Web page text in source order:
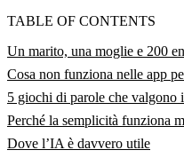
TABLE OF CONTENTS
Un marito, una moglie e 200
Cosa non funziona nelle app
5 giochi di parole che valgono
Perché la semplicità funziona
Dove l’IA è davvero utile